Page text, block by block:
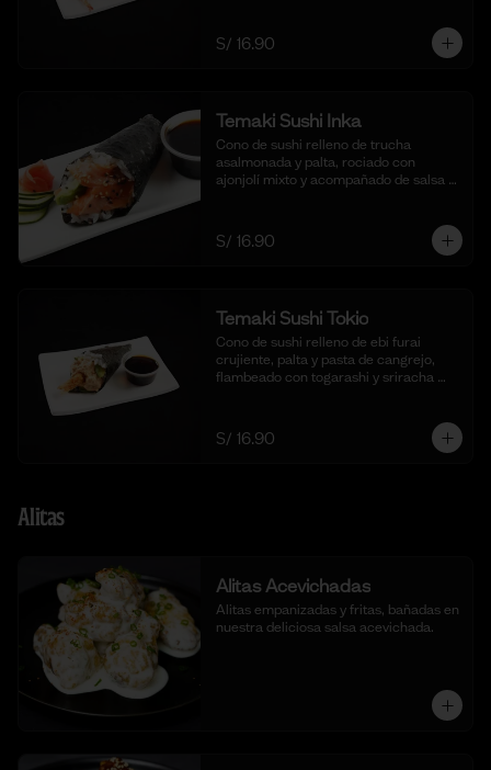
S/ 16.90
Temaki Sushi Inka
Cono de sushi relleno de trucha
asalmonada y palta, rociado con
ajonjolí mixto y acompañado de salsa
S/ 16.90
Temaki Sushi Tokio
Cono de sushi relleno de ebi furai
crujiente, palta y pasta de cangrejo,
flambeado con togarashi y sriracha
S/ 16.90
Alitas
Alitas Acevichadas
Alitas empanizadas y fritas, bañadas en
nuestra deliciosa salsa acevichada.